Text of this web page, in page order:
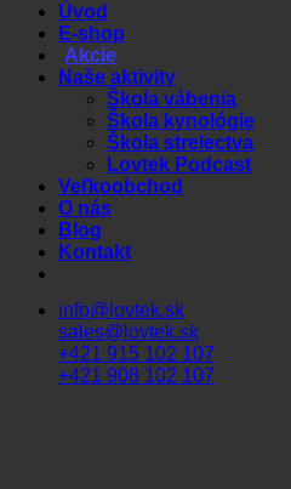
Úvod
E-shop
Akcie
Naše aktivity
Škola vábenia
Škola kynológie
Škola strelectva
Lovtek Podcast
Veľkoobchod
O nás
Blog
Kontakt
info@lovtek.sk
sales@lovtek.sk
+421 915 102 107
+421 908 102 107